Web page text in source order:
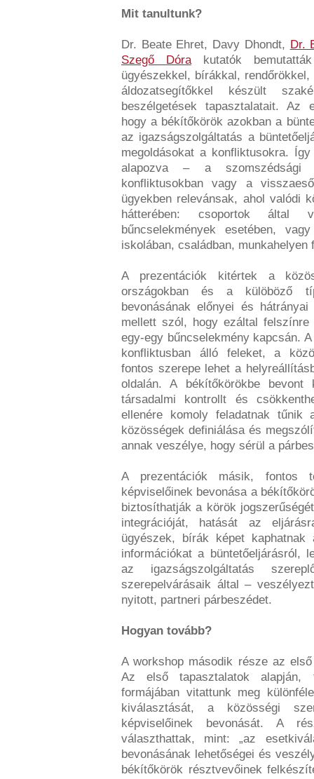
Mit tanultunk?
Dr. Beate Ehret, Davy Dhondt, Dr.
Szegő Dórakutatók
ügyészekkel, bírákkal,
áldozatsegítőkkel készült
beszélgetések tapasztalatait. Az
hogy a békítőkörök azokban a
az igazságszolgáltatás a
megoldásokat a konfliktusokra.
alapozva – a szomszédsági
konfliktusokban vagy a
ügyekben relevánsak, ahol valódi
hátterében: csoportok által
bűncselekmények esetében,
iskolában, családban,
A prezentációk kitértek a
országokban és a külöböző
bevonásának előnyei és
mellett szól, hogy ezáltal
egy-egy bűncselekmény kapcsán.
konfliktusban álló feleket, a
fontos szerepe lehet a
oldalán. A békítőkörökbe
társadalmi kontrollt és
ellenére komoly feladatnak tűnik
közösségek definiálása és
annak veszélye, hogy sérül a
A prezentációk másik, fontos
képviselőinek bevonása a
biztosíthatják a körök
integrációját, hatását az
ügyészek, bírák képet
információkat a büntetőeljárásról,
az igazságszolgáltatás
szerepelvárásaik által –
nyitott, partneri párbeszédet.
Hogyan tovább?
A workshop második része az
Az első tapasztalatok alapján,
formájában vitattunk meg
kiválasztását, a közösségi
képviselőinek bevonását. A
választhattak, mint: „az
bevonásának lehetőségei és
békítőkörök résztvevőinek